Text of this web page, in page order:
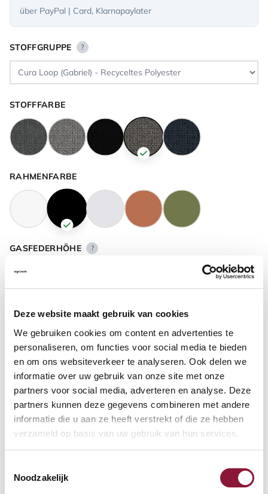
Deze website maakt gebruik van cookies
We gebruiken cookies om content en advertenties te
personaliseren, om functies voor social media te bieden
en om ons websiteverkeer te analyseren. Ook delen we
informatie over uw gebruik van onze site met onze
partners voor social media, adverteren en analyse. Deze
partners kunnen deze gegevens combineren met andere
informatie die u aan ze heeft verstrekt of die ze hebben
verzameld op basis van uw gebruik van hun services.
Noodzakelijk
über PayPal | Card, Klarnapaylater
STOFFGRUPPE ?
STOFFFARBE
RAHMENFARBE
GASFEDERHÖHE ?
FUSSRING ?
FUSSRING AUS POLIERTEM ALUMINIUM ?